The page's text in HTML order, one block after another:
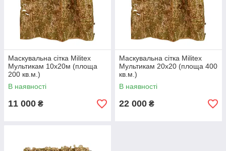
Маскувальна сітка Militex
Мультикам 10х20м (площа
200 кв.м.)
В наявності
11 000 ₴
Маскувальна сітка Militex
Мультикам 20х20 (площа 400
кв.м.)
В наявності
22 000 ₴